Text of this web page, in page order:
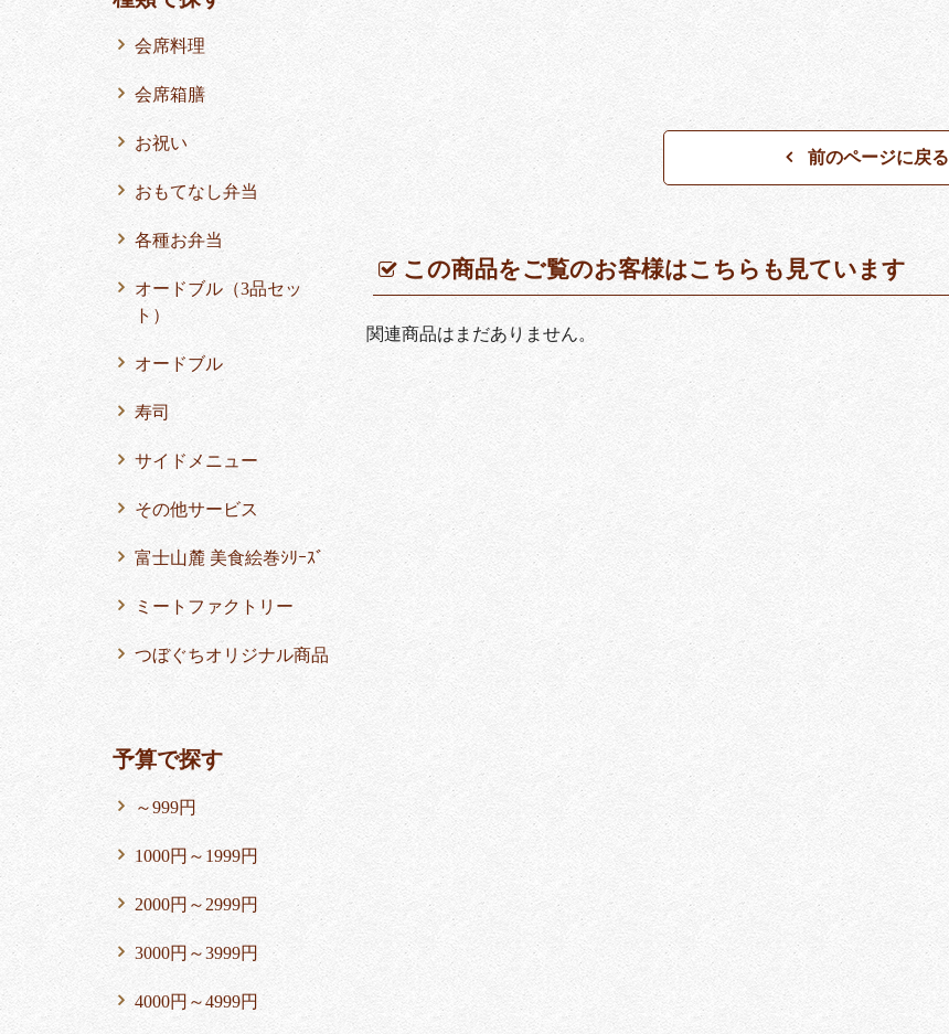
前のページに戻る
この商品をご覧のお客様はこちらも見ています
関連商品はまだありません。
会席料理
会席箱膳
お祝い
おもてなし弁当
各種お弁当
オードブル（3品セッ
ト）
オードブル
寿司
サイドメニュー
その他サービス
富士山麓 美食絵巻ｼﾘｰｽﾞ
ミートファクトリー
つぼぐちオリジナル商品
予算で探す
～999円
1000円～1999円
2000円～2999円
3000円～3999円
4000円～4999円